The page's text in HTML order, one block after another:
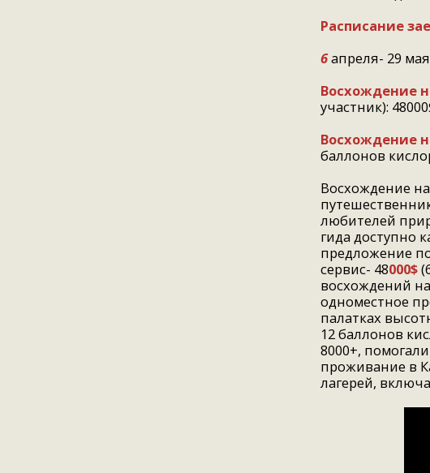
Расписание
6апреля- 29
Восхождение
участник):
Восхождение
баллонов
Восхождение
любителей
гида доступно
предложение
сервис- 48000$
восхождений
одноместное
палатках
12 баллонов
8000+,
проживание в
лагерей,